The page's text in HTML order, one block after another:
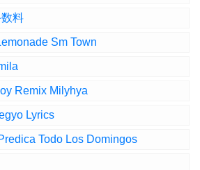
料
Sm Town
Remix Milyhya
Lyrics
Todo Los Domingos